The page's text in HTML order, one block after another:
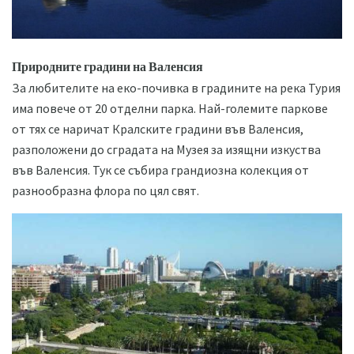
Природните градини на Валенсия
За любителите на еко-почивка в градините на река Турия
има повече от 20 отделни парка. Най-големите паркове
от тях се наричат ​​Кралските градини във Валенсия,
разположени до сградата на Музея за изящни изкуства
във Валенсия. Тук се събира грандиозна колекция от
разнообразна флора по цял свят.